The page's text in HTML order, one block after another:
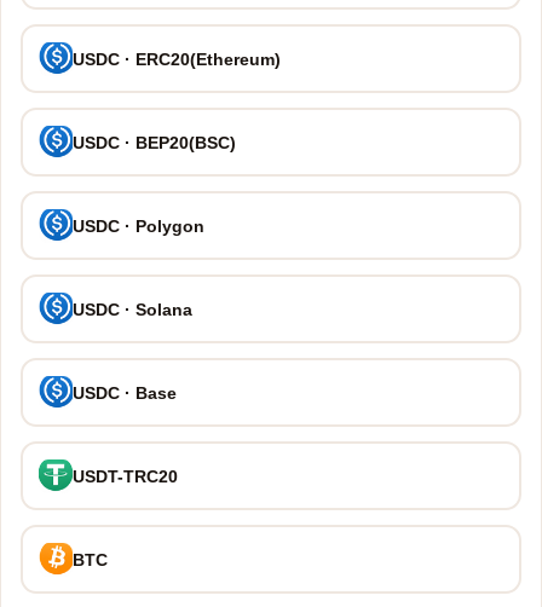
USDC · ERC20(Ethereum)
USDC · BEP20(BSC)
USDC · Polygon
USDC · Solana
USDC · Base
USDT-TRC20
BTC